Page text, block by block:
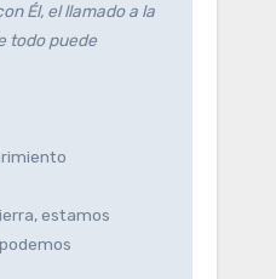
Él, el llamado a la
todo puede
estamos